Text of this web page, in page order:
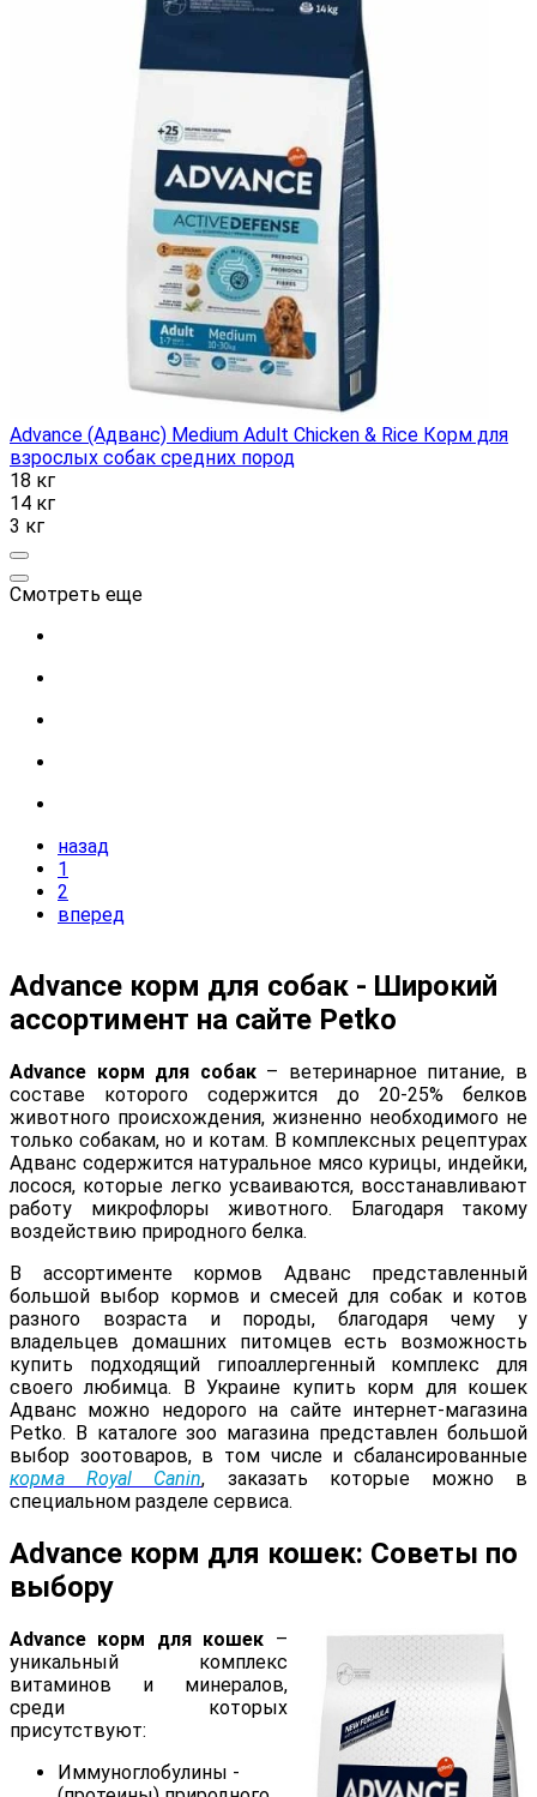
Advance (Адванс) Medium Adult Chicken & Rice Корм для
взрослых собак средних пород
18 кг
14 кг
3 кг
Смотреть еще
назад
1
2
вперед
Advance корм для собак - Широкий
ассортимент на сайте Petko
Advance корм для собак – ветеринарное питание, в
составе которого содержится до 20-25% белков
животного происхождения, жизненно необходимого не
только собакам, но и котам. В комплексных рецептурах
Адванс содержится натуральное мясо курицы, индейки,
лосося, которые легко усваиваются, восстанавливают
работу микрофлоры животного. Благодаря такому
воздействию природного белка.
В ассортименте кормов Адванс представленный
большой выбор кормов и смесей для собак и котов
разного возраста и породы, благодаря чему у
владельцев домашних питомцев есть возможность
купить подходящий гипоаллергенный комплекс для
своего любимца. В Украине купить корм для кошек
Адванс можно недорого на сайте интернет-магазина
Petko. В каталоге зоо магазина представлен большой
выбор зоотоваров, в том числе и сбалансированные
корма Royal Canin, заказать которые можно в
специальном разделе сервиса.
Advance корм для кошек: Советы по
выбору
Advance корм для кошек –
уникальный комплекс
витаминов и минералов,
среди которых
присутствуют:
Иммуноглобулины -